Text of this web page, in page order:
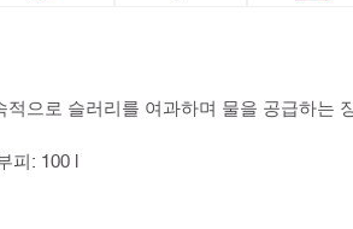
적으로 슬러리를 여과하며 물을 공급하는
피: 100 l